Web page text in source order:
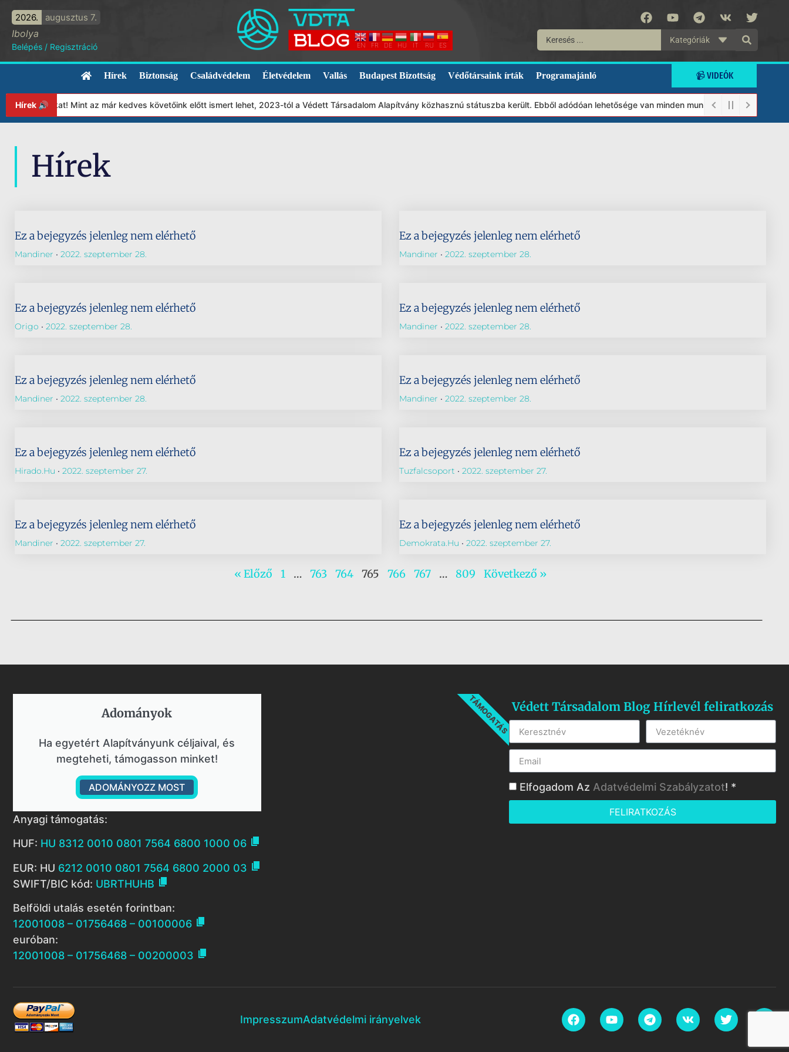
2026. augusztus 7.
Ibolya
Belépés / Regisztráció EN FR DE HU IT RU ES
Kategóriák
Hírek Biztonság Családvédelem Életvédelem Vallás Budapest Bizottság Védőtársaink írták Programajánló 📹 VIDEÓK
Hírek 🔊 Mint az már kedves követőink előtt ismert lehet, 2023-tól a Védett Társadalom Alapítvány közhasznú státuszba került. Ebből adódóan lehetősége van minden munkánkat segíteni
Hírek
Ez a bejegyzés jelenleg nem elérhető
Mandiner 2022. szeptember 28.
Ez a bejegyzés jelenleg nem elérhető
Mandiner 2022. szeptember 28.
Ez a bejegyzés jelenleg nem elérhető
Origo 2022. szeptember 28.
Ez a bejegyzés jelenleg nem elérhető
Mandiner 2022. szeptember 28.
Ez a bejegyzés jelenleg nem elérhető
Mandiner 2022. szeptember 28.
Ez a bejegyzés jelenleg nem elérhető
Mandiner 2022. szeptember 28.
Ez a bejegyzés jelenleg nem elérhető
Hirado.hu 2022. szeptember 27.
Ez a bejegyzés jelenleg nem elérhető
Tuzfalcsoport 2022. szeptember 27.
Ez a bejegyzés jelenleg nem elérhető
Mandiner 2022. szeptember 27.
Ez a bejegyzés jelenleg nem elérhető
Demokrata.hu 2022. szeptember 27.
« Előző 1 … 763 764 765 766 767 … 809 Következő »
Adományok​
Ha egyetért Alapítványunk céljaival, és
megteheti, támogasson minket!
ADOMÁNYOZZ MOST
TÁMOGATÁS
Anyagi támogatás:
HUF: HU 8312 0010 0801 7564 6800 1000 06 
EUR: HU 6212 0010 0801 7564 6800 2000 03 
SWIFT/BIC kód: UBRTHUHB 
Belföldi utalás esetén forintban:
12001008 – 01756468 – 00100006 
euróban:
12001008 – 01756468 – 00200003 
Védett Társadalom Blog Hírlevél feliratkozás
Elfogadom Az Adatvédelmi Szabályzatot! *
FELIRATKOZÁS
ImpresszumAdatvédelmi irányelvek